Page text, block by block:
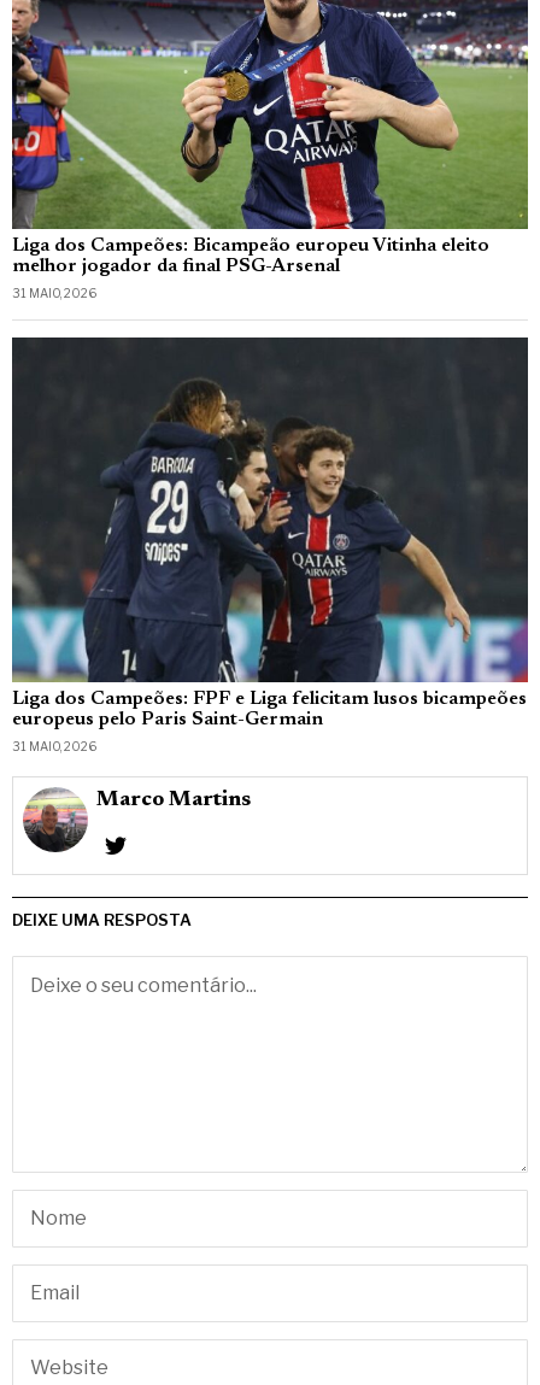
Liga dos Campeões: Bicampeão europeu Vitinha eleito
melhor jogador da final PSG-Arsenal
31 MAIO, 2026
Liga dos Campeões: FPF e Liga felicitam lusos bicampeões
europeus pelo Paris Saint-Germain
31 MAIO, 2026
Marco Martins
DEIXE UMA RESPOSTA